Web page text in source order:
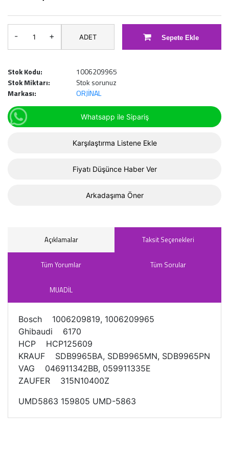
- + ADET Sepete Ekle
Stok Kodu:
1006209965
Stok Miktarı:
Stok sorunuz
Markası:
ORJİNAL
Whatsapp ile Sipariş
Karşılaştırma Listene Ekle
Fiyatı Düşünce Haber Ver
Arkadaşıma Öner
Açıklamalar Taksit Seçenekleri
Tüm Yorumlar Tüm Sorular
MUADİL
Bosch 1006209819, 1006209965
Ghibaudi 6170
HCP HCP125609
KRAUF SDB9965BA, SDB9965MN, SDB9965PN
VAG 046911342BB, 059911335E
ZAUFER 315N10400Z
UMD5863 159805 UMD-5863